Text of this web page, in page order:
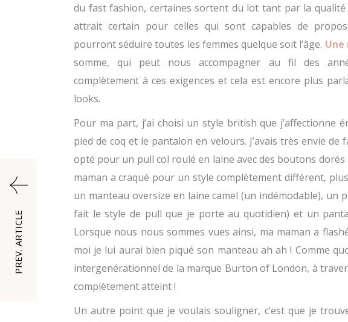
du fast fashion, certaines sortent du lot tant par la qualité
attrait certain pour celles qui sont capables de
pourront séduire toutes les femmes quelque soit l’âge.
somme, qui peut nous accompagner au fil des
complètement à ces exigences et cela est encore plus
looks.
Pour ma part, j’ai choisi un style british que j’affectionne
pied de coq et le pantalon en velours. J’avais très envie de
opté pour un pull col roulé en laine avec des boutons dorés
maman a craqué pour un style complètement différent,
un manteau oversize en laine camel (un indémodable), un
fait le style de pull que je porte au quotidien) et un
Lorsque nous nous sommes vues ainsi, ma maman a
moi je lui aurai bien piqué son manteau ah ah ! Comme
intergenérationnel de la marque Burton of London, à
complètement atteint !
Un autre point que je voulais souligner, c’est que je
PREV. ARTICLE